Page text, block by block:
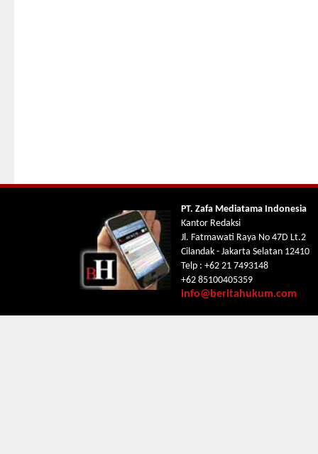
PT. Zafa Mediatama Indonesia
Kantor Redaksi
Jl. Fatmawati Raya No 47D Lt.2
Cilandak - Jakarta Selatan 12410
Telp : +62 21 7493148
+62 85100405359
info@beritahukum.com